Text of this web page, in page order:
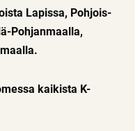
Lapissa, Pohjois-
Pohjanmaalla,
kaikista K-